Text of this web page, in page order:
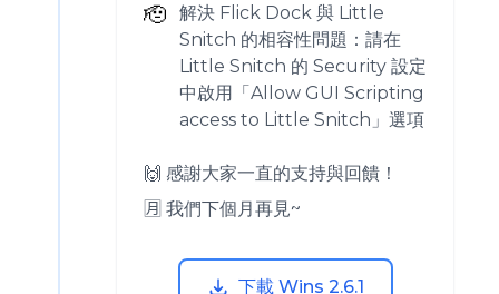
🫡
解決 Flick Dock 與 Little
Snitch 的相容性問題：請在
Little Snitch 的 Security 設定
中啟用「Allow GUI Scripting
access to Little Snitch」選項
🙌 感謝大家一直的支持與回饋！
🈷️ 我們下個月再見~
下載 Wins 2.6.1